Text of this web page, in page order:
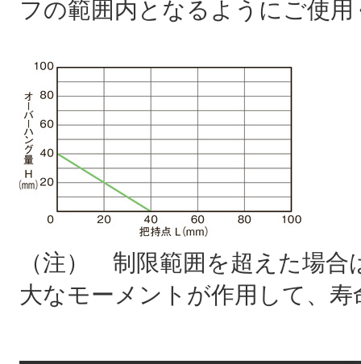
フの範囲内となるようにご使
（注） 制限範囲を超えた場
大なモーメントが作用して、